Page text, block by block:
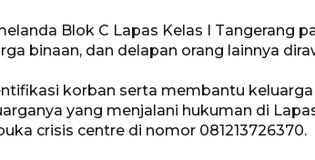
Blok C Lapas Kelas I Tangerang
binaan, dan delapan orang lainnya
korban serta membantu
yang menjalani hukuman di
crisis centre di nomor 081213726370.